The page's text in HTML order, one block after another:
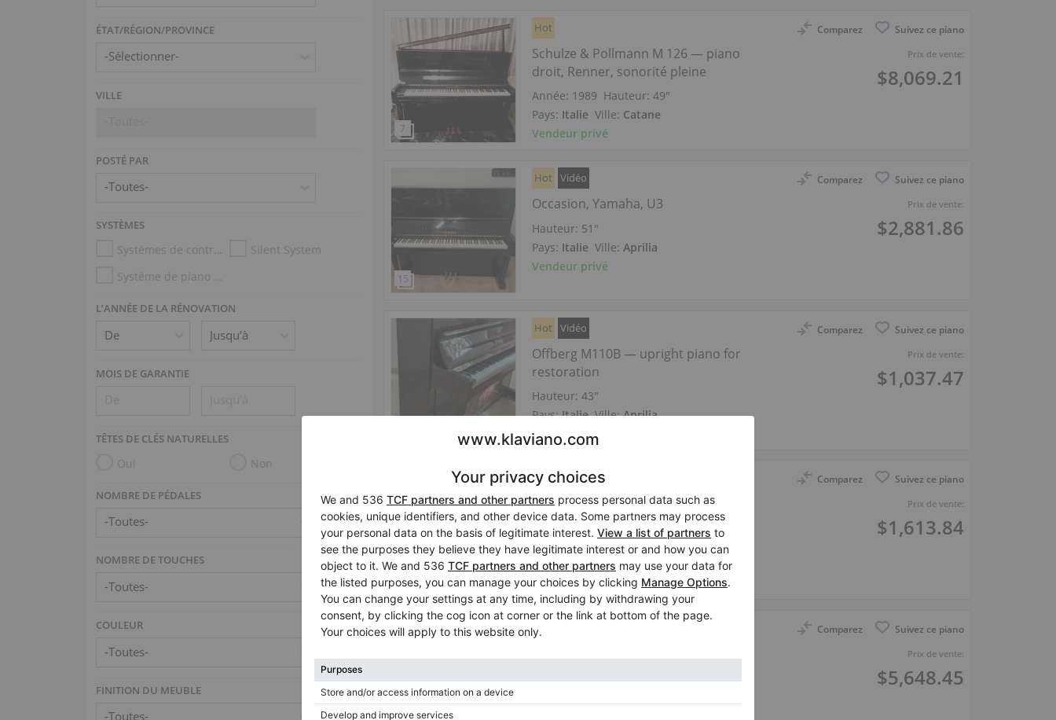
ÉTAT/RÉGION/PROVINCE
-Sélectionner-
VILLE
POSTÉ PAR
SYSTÈMES
Systèmes de contrôle d’humidité
Silent System
Système de piano mécanique (p.ex. Disklavier, PianoDisc)
L’ANNÉE DE LA RÉNOVATION
MOIS DE GARANTIE
TÊTES DE CLÉS NATURELLES
Oui Non
NOMBRE DE PÉDALES
NOMBRE DE TOUCHES
COULEUR
FINITION DU MEUBLE
Comparez Suivez ce piano
Prix de vente:
$8,069.21
Hot
Schulze & Pollmann M 126 — piano
droit, Renner, sonorité pleine
Année: 1989 Hauteur:49″
Pays: Italie Ville: Catane
Vendeur privé
Comparez Suivez ce piano
Prix de vente:
$2,881.86
Hot Vidéo
Occasion, Yamaha, U3
Hauteur: 51″
Pays: Italie Ville:Aprilia
Vendeur privé
Comparez Suivez ce piano
Prix de vente:
$1,037.47
Hot Vidéo
Offberg M110B — upright piano for
restoration
Hauteur:43″
Pays:Italie Ville:Aprilia
Vendeur privé
Comparez Suivez ce piano
Prix de vente:
$1,613.84
Hot
Occasion, Broadwood, Autre
Année: 1876
Pays:Italie Ville:Città di Castello
Vendeur privé
Comparez Suivez ce piano
Prix de vente:
$5,648.45
Prix parfait
Année: 1892 Hauteur:51″